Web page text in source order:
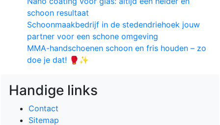
schoon resultaat
Schoonmaakbedrijf in de stedendriehoek jouw
partner voor een schone omgeving
MMA-handschoenen schoon en fris houden – zo
doe je dat! 🥊✨
Handige links
Contact
Sitemap